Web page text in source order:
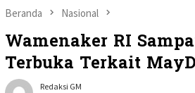
Beranda Nasional
Wamenaker RI
Terbuka Terkait
Redaksi GM